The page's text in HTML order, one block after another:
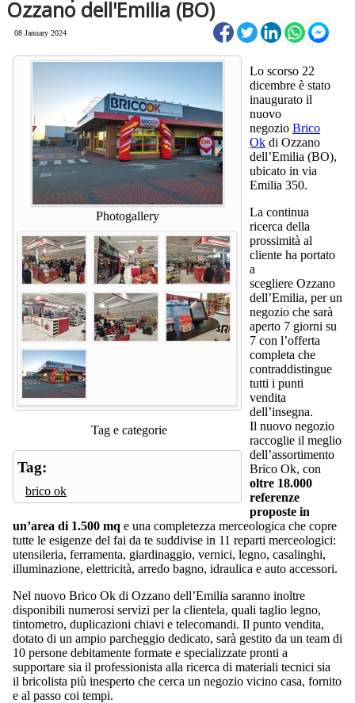
Ozzano dell'Emilia (BO)
08 January 2024
Photogallery
Tag e categorie
Tag:
brico ok
Lo scorso 22
dicembre è stato
inaugurato il
nuovo
negozio Brico
Ok di Ozzano
dell’Emilia (BO),
ubicato in via
Emilia 350.
La continua
ricerca della
prossimità al
cliente ha portato
a
scegliere Ozzano
dell’Emilia, per un
negozio che sarà
aperto 7 giorni su
7 con l’offerta
completa che
contraddistingue
tutti i punti
vendita
dell’insegna.
Il nuovo negozio
raccoglie il meglio
dell’assortimento
Brico Ok, con
oltre 18.000
referenze
proposte in
un’area di 1.500 mq e una completezza merceologica che copre
tutte le esigenze del fai da te suddivise in 11 reparti merceologici:
utensileria, ferramenta, giardinaggio, vernici, legno, casalinghi,
illuminazione, elettricità, arredo bagno, idraulica e auto accessori.
Nel nuovo Brico Ok di Ozzano dell’Emilia saranno inoltre
disponibili numerosi servizi per la clientela, quali taglio legno,
tintometro, duplicazioni chiavi e telecomandi. Il punto vendita,
dotato di un ampio parcheggio dedicato, sarà gestito da un team di
10 persone debitamente formate e specializzate pronti a
supportare sia il professionista alla ricerca di materiali tecnici sia
il bricolista più inesperto che cerca un negozio vicino casa, fornito
e al passo coi tempi.